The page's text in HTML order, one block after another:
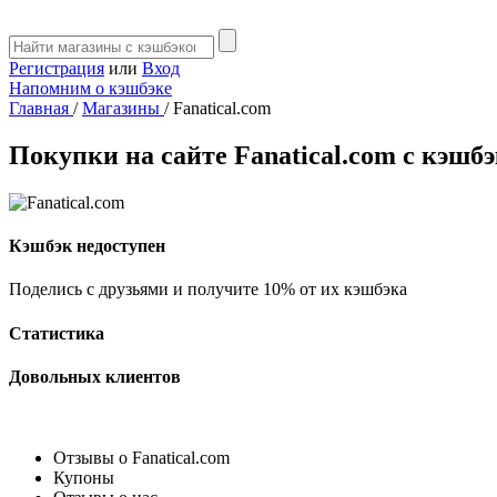
Регистрация или Вход
Напомним о кэшбэке
Главная / Магазины / Fanatical.com
Покупки на сайте Fanatical.com с
Кэшбэк недоступен
Поделись с друзьями и получите 10% от их кэшбэка
Статистика
Довольных клиентов
Отзывы о Fanatical.com
Купоны